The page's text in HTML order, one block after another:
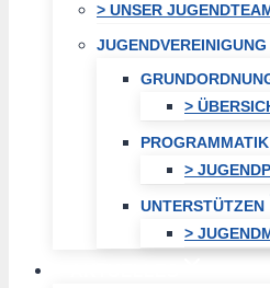
> UNSER
JUGENDVEREINIGUNG
>
PROGRAMMATIK
>
UNTERSTÜTZEN
>